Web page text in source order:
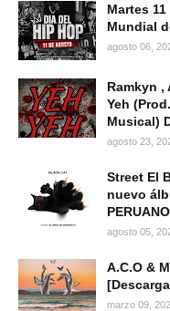
Martes
Mundial
agosto 06,
Ramkyn ,
Yeh
Musical)
agosto 23,
Street El
nuevo
agosto 05,
A.C.O &
marzo 09,